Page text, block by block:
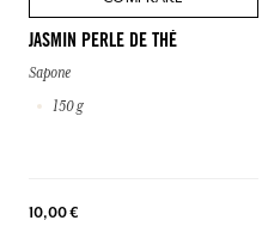
JASMIN PERLE DE THÉ
Sapone
150 g
10,00 €